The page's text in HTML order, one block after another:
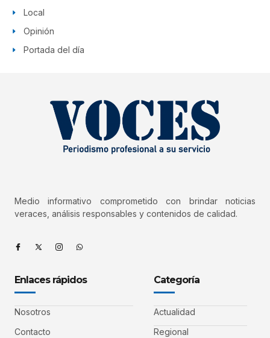
Local
Opinión
Portada del día
Medio informativo comprometido con brindar noticias
veraces, análisis responsables y contenidos de calidad.
Enlaces rápidos
Nosotros
Contacto
Categoría
Actualidad
Regional